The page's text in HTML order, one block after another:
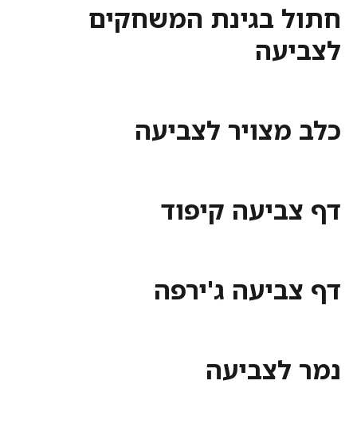
חתול בגינת המשחקים
לצביעה
כלב מצויר לצביעה
דף צביעה קיפוד
דף צביעה ג'ירפה
נמר לצביעה